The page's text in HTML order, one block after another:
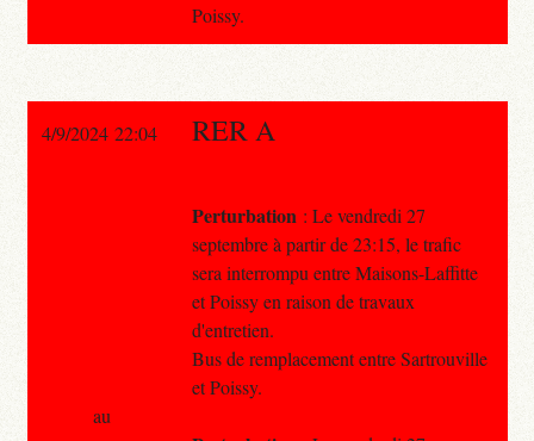
Poissy.
4/9/2024 22:04 RER A
Perturbation : Le vendredi 27
septembre à partir de 23:15, le trafic
sera interrompu entre Maisons-Laffitte
et Poissy en raison de travaux
d'entretien.
Bus de remplacement entre Sartrouville
et Poissy.
au